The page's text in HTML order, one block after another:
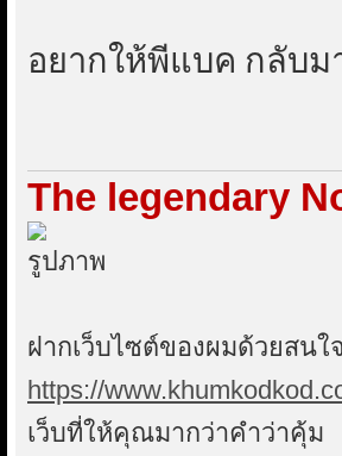
อยากให้พี่แบค กลับ
The legendary
ฝากเว็บไซต์ของผมด้วยสนใ
https://
เว็บที่ให้คุณมากว่าคำว่าคุ้ม